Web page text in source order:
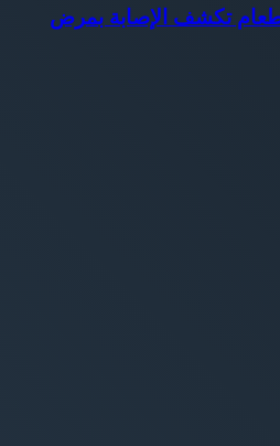
تكشف الإصابة بمرض